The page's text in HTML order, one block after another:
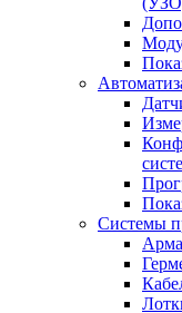
Системы